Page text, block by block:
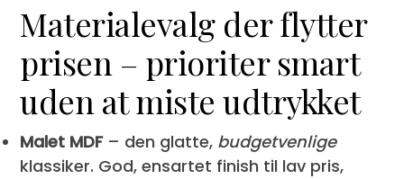
Materialevalg der flytter
prisen – prioriter smart
uden at miste udtrykket
Malet MDF– den glatte, budgetvenlige
klassiker. God, ensartet finish til lav pris,